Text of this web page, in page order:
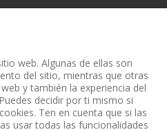
web. Algunas de ellas son
del sitio, mientras que otras
y también la experiencia del
decidir por ti mismo si
Ten en cuenta que si las
usar todas las funcionalidades